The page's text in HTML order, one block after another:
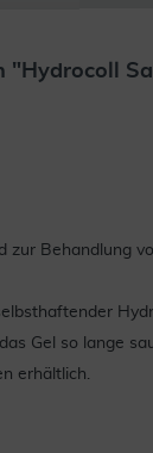
"Hydrocoll
zur Behandlung
Gel so lange
erhältlich.